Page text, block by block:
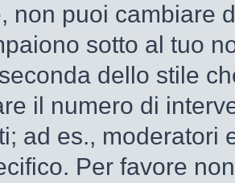
non puoi cambiare
sotto al tuo
dello stile
il numero di
ad es., moderatori
Per favore